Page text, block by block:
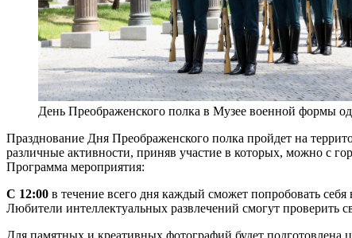
День Преображенского полка в Музее военной формы
Празднование Дня Преображенского полка пройдет на
различные активности, приняв участие в которых, можно с
Программа мероприятия:
С 12:00 в течение всего дня каждый сможет попробовать
Любители интеллектуальных развлечений смогут проверить
Для памятных и креативных фотографий будет подготовлена